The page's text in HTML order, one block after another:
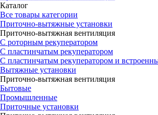
Каталог
Все товары категории
Приточно-вытяжные установки
Приточно-вытяжная вентиляция
С роторным рекуператором
С пластинчатым рекуператором
С пластинчатым рекуператором и
Вытяжные установки
Приточно-вытяжная вентиляция
Бытовые
Промышленные
Приточные установки